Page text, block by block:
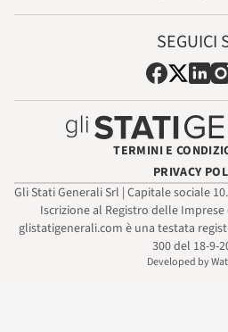
SEGUICI
TERMINI E
PRIVACY
Gli Stati Generali Srl | Capitale sociale
Iscrizione al Registro delle Imprese
glistatigenerali.com è una testata
300 del 18-9-
Developed by